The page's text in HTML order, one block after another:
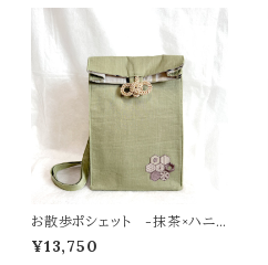
お散歩ポシェット -抹茶×ハニ
カム亀甲-
¥13,750